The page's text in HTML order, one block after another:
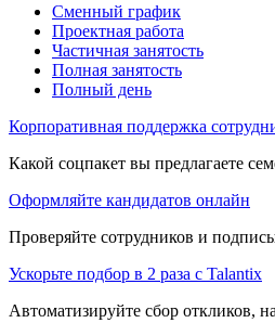
Сменный график
Проектная работа
Частичная занятость
Полная занятость
Полный день
Корпоративная поддержка
Какой соцпакет вы предлагаете
Оформляйте кандидатов онлайн
Проверяйте сотрудников и
Ускорьте подбор в 2 раза с Talantix
Автоматизируйте сбор откликов,